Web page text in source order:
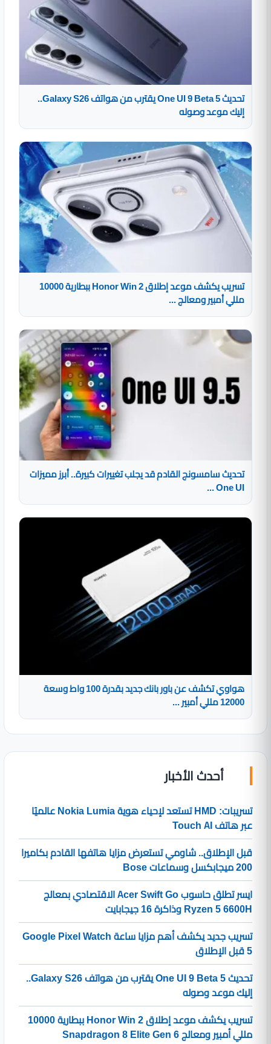
تحديث One UI 9 Beta 5 يقترب من هواتف Galaxy S26..
إليك موعد وصوله
تسريب يكشف موعد إطلاق Honor Win 2 ببطارية 10000
مللي أمبير ومعالج ...
تحديث سامسونج القادم قد يجلب تغييرات كبيرة.. أبرز مميزات
One UI ...
هواوي تكشف عن باور بانك جديد بقدرة 100 واط وسعة
12000 مللي أمبير ...
أحدث الأخبار
تسريبات: HMD تستعد لإحياء هوية Nokia Lumia عالميًا
عبر هاتف Touch AI
قبل الإطلاق.. شاومي تستعرض مزايا هاتفها القادم بكاميرا
200 ميجابكسل وسماعات Bose
ايسر تطلق حاسوب Acer Swift Go الاقتصادي بمعالج
Ryzen 5 6600H وذاكرة 16 جيجابايت
تسريب جديد يكشف أهم مزايا ساعة Google Pixel Watch
5 قبل الإطلاق
تحديث One UI 9 Beta 5 يقترب من هواتف Galaxy S26..
إليك موعد وصوله
تسريب يكشف موعد إطلاق Honor Win 2 ببطارية 10000
مللي أمبير ومعالج Snapdragon 8 Elite Gen 6